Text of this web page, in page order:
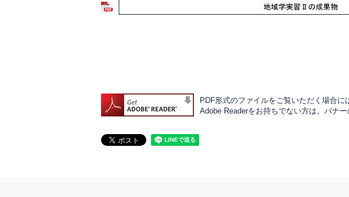
PDF形式のファイルをご覧いただく場合に
Adobe Readerをお持ちでない方は、バナ